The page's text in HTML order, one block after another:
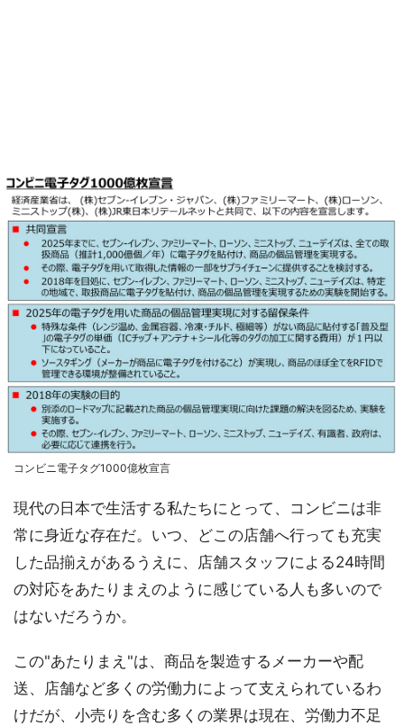
コンビニ電子タグ1000億枚宣言
現代の日本で生活する私たちにとって、コンビニは非
常に身近な存在だ。いつ、どこの店舗へ行っても充実
した品揃えがあるうえに、店舗スタッフによる24時間
の対応をあたりまえのように感じている人も多いので
はないだろうか。
この"あたりまえ"は、商品を製造するメーカーや配
送、店舗など多くの労働力によって支えられているわ
けだが、小売りを含む多くの業界は現在、労働力不足